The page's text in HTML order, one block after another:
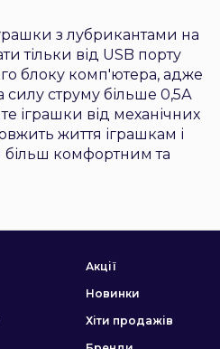
з лубрикантами на
тільки від USB порту
блоку комп'ютера, адже
силу струму більше 0,5А
іграшки від механічних
життя іграшкам і
більш комфортним та
Акції
Новинки
Хіти продажів